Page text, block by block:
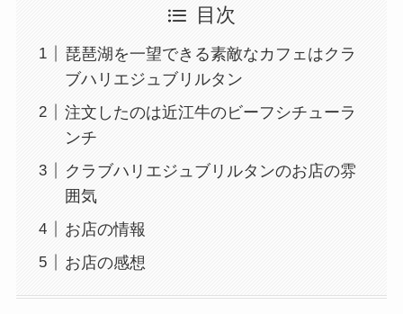
目次
琵琶湖を一望できる素敵なカフェはクラ
ブハリエジュブリルタン
注文したのは近江牛のビーフシチューラ
ンチ
クラブハリエジュブリルタンのお店の雰
囲気
お店の情報
お店の感想